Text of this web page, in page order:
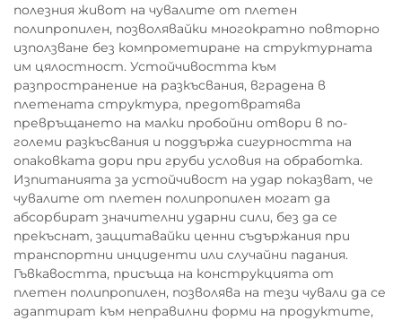
полезния живот на чувалите от плетен
полипропилен, позволявайки многократно повторно
използване без компрометиране на структурната
им цялостност. Устойчивостта към
разпространение на разкъсвания, вградена в
плетената структура, предотвратява
превръщането на малки пробойни отвори в по-
големи разкъсвания и поддържа сигурността на
опаковката дори при груби условия на обработка.
Изпитанията за устойчивост на удар показват, че
чувалите от плетен полипропилен могат да
абсорбират значителни ударни сили, без да се
прекъснат, защитавайки ценни съдържания при
транспортни инциденти или случайни падания.
Гъвкавостта, присъща на конструкцията от
плетен полипропилен, позволява на тези чували да се
адаптират към неправилни форми на продуктите,